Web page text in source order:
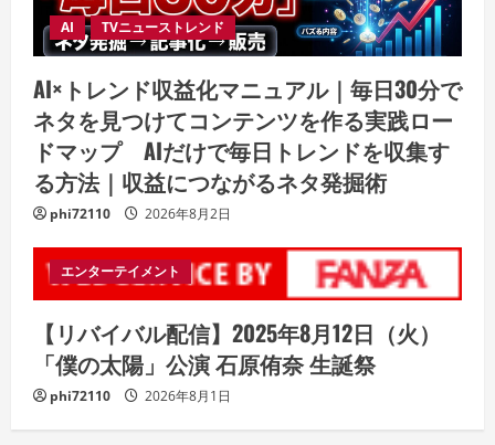
AI TVニューストレンド
AI×トレンド収益化マニュアル｜毎日30分で
ネタを見つけてコンテンツを作る実践ロー
ドマップ AIだけで毎日トレンドを収集す
る方法｜収益につながるネタ発掘術
phi72110 2026年8月2日
エンターテイメント
【リバイバル配信】2025年8月12日（火）
「僕の太陽」公演 石原侑奈 生誕祭
phi72110 2026年8月1日